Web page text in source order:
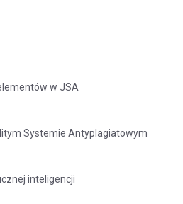
w JSA
Systemie Antyplagiatowym
inteligencji